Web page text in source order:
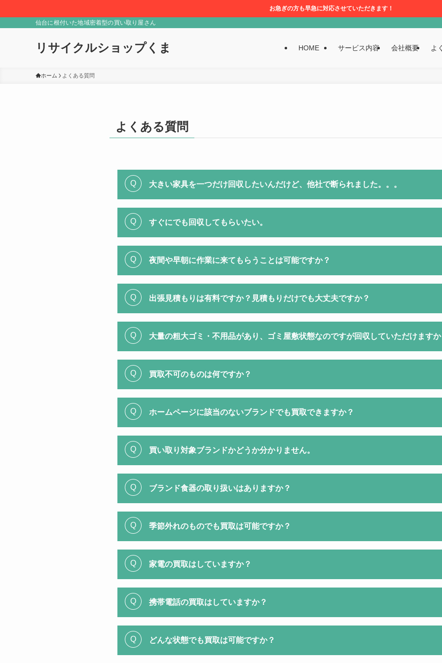
お急ぎの方も早急に対応させていただきます！
仙台に根付いた地域密着型の買い取り屋さん
リサイクルショップくま HOME サービス内容 会社概要 よ
ホーム よくある質問
よくある質問
大きい家具を一つだけ回収したいんだけど、他社で断られました。。。
すぐにでも回収してもらいたい。
夜間や早朝に作業に来てもらうことは可能ですか？
出張見積もりは有料ですか？見積もりだけでも大丈夫ですか？
大量の粗大ゴミ・不用品があり、ゴミ屋敷状態なのですが回収していただけます
買取不可のものは何ですか？
ホームページに該当のないブランドでも買取できますか？
買い取り対象ブランドかどうか分かりません。
ブランド食器の取り扱いはありますか？
季節外れのものでも買取は可能ですか？
家電の買取はしていますか？
携帯電話の買取はしていますか？
どんな状態でも買取は可能ですか？